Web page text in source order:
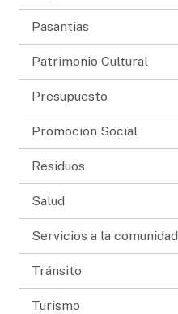
Pasantias
Patrimonio Cultural
Presupuesto
Promocion Social
Residuos
Salud
Servicios a la comunidad
Tránsito
Turismo